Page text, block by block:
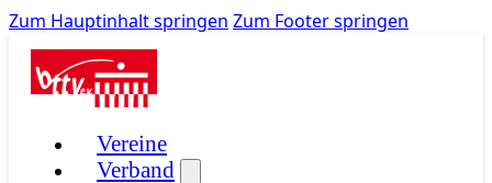
Zum Hauptinhalt springen Zum Footer springen
Vereine
Verband